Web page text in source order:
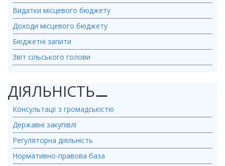
Видатки місцевого бюджету
Доходи місцевого бюджету
Бюджетні запити
Звіт сільського голови
ДІЯЛЬНІСТЬ⚊
Консультації з громадськістю
Державні закупівлі
Регуляторна діяльність
Нормативно-правова база